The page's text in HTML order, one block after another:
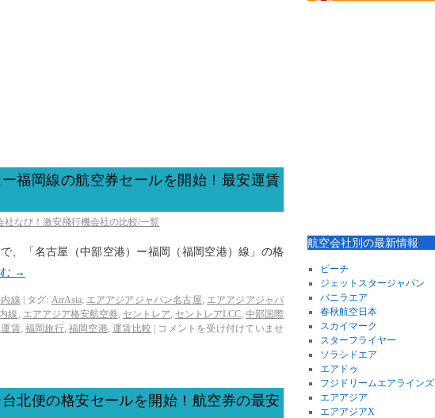
福岡線の航空券セールを開始！最安運賃
社なび！激安飛行機会社の比較/一覧
、「名古屋（中部空港）ー福岡（福岡空港）線」の格
→
線 タグ: AirAsia, エアアジアジャパン名古屋, エアアジアジャパ
線 , エアアジア格安航空券, セントレア, セントレアLCC,中部国際
賃, 福岡旅行,福岡空港,運賃比較
コメントを受け付けていませ
北便の格安セールを開始！航空券の最安
航空会社別の最新情報
ピーチ
ジェットスタージャパン
バニラエア
春秋航空日本
スカイマーク
スターフライヤー
ソラシドエア
エアドゥ
フジドリームエアラインズ
エアアジア
エアアジアX